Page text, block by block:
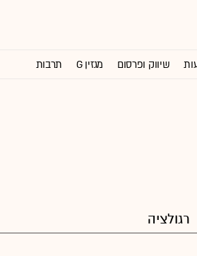
שיווק ופרסום מגזין G תרבות
רגולציה